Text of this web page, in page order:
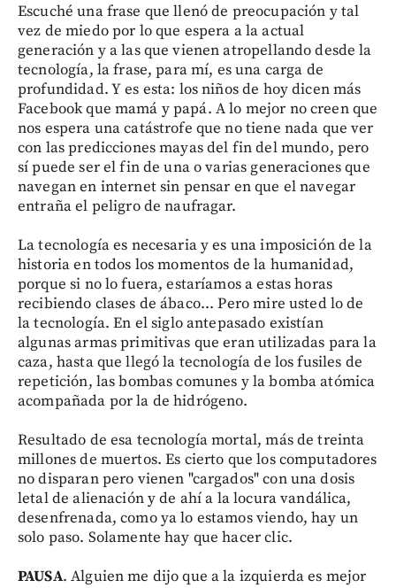
Escuché una frase que llenó de preocupación y tal
vez de miedo por lo que espera a la actual
generación y a las que vienen atropellando desde la
tecnología, la frase, para mí, es una carga de
profundidad. Y es esta: los niños de hoy dicen más
Facebook que mamá y papá. A lo mejor no creen que
nos espera una catástrofe que no tiene nada que ver
con las predicciones mayas del fin del mundo, pero
sí puede ser el fin de una o varias generaciones que
navegan en internet sin pensar en que el navegar
entraña el peligro de naufragar.
La tecnología es necesaria y es una imposición de la
historia en todos los momentos de la humanidad,
porque si no lo fuera, estaríamos a estas horas
recibiendo clases de ábaco... Pero mire usted lo de
la tecnología. En el siglo antepasado existían
algunas armas primitivas que eran utilizadas para la
caza, hasta que llegó la tecnología de los fusiles de
repetición, las bombas comunes y la bomba atómica
acompañada por la de hidrógeno.
Resultado de esa tecnología mortal, más de treinta
millones de muertos. Es cierto que los computadores
no disparan pero vienen "cargados" con una dosis
letal de alienación y de ahí a la locura vandálica,
desenfrenada, como ya lo estamos viendo, hay un
solo paso. Solamente hay que hacer clic.
PAUSA. Alguien me dijo que a la izquierda es mejor